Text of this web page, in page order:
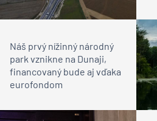
Náš prvý nížinný národný
park vznikne na Dunaji,
financovaný bude aj vďaka
eurofondom